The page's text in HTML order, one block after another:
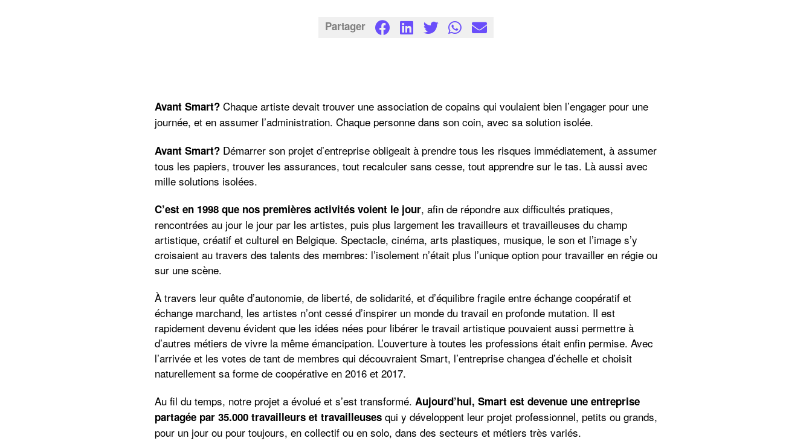
Partager
Avant Smart?Chaque artiste devait trouver une association de copains qui voulaient bien l’engager pour une
journée, et en assumer l’administration. Chaque personne dans son coin, avec sa solution isolée.
Avant Smart?Démarrer son projet d’entreprise obligeait à prendre tous les risques immédiatement, à assumer
tous les papiers, trouver les assurances, tout recalculer sans cesse, tout apprendre sur le tas. Là aussi avec
mille solutions isolées.
C’est en 1998 que nos premières activités voient le jour, afin de répondre aux difficultés pratiques,
rencontrées au jour le jour par les artistes, puis plus largement les travailleurs et travailleuses du champ
artistique, créatif et culturel en Belgique. Spectacle, cinéma, arts plastiques, musique, le son et l’image s’y
croisaient au travers des talents des membres: l’isolement n’était plus l’unique option pour travailler en régie ou
sur une scène.
À travers leur quête d’autonomie, de liberté, de solidarité, et d’équilibre fragile entre échange coopératif et
échange marchand, les artistes n’ont cessé d’inspirer un monde du travail en profonde mutation. Il est
rapidement devenu évident que les idées nées pour libérer le travail artistique pouvaient aussi permettre à
d’autres métiers de vivre la même émancipation. L’ouverture à toutes les professions était enfin permise. Avec
l’arrivée et les votes de tant de membres qui découvraient Smart, l’entreprise changea d’échelle et choisit
naturellement sa forme de coopérative en 2016 et 2017.
Au fil du temps, notre projet a évolué et s’est transformé. Aujourd’hui, Smart est devenue une entreprise
partagée par 35.000 travailleurs et travailleusesqui y développent leur projet professionnel, petits ou grands,
pour un jour ou pour toujours, en collectif ou en solo, dans des secteurs et métiers très variés.